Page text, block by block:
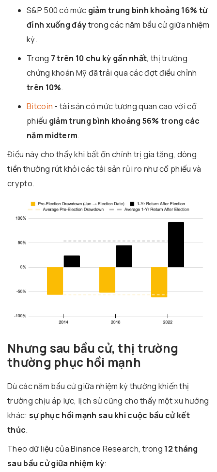
S&P 500 có mức giảm trung bình khoảng 16% từ
đỉnh xuống đáytrong các năm bầu cử giữa nhiệm
kỳ.
Trong 7 trên 10 chu kỳ gần nhất, thị trường
chứng khoán Mỹ đã trải qua các đợt điều chỉnh
trên 10%.
Bitcoin - tài sản có mức tương quan cao với cổ
phiếu giảm trung bình khoảng 56% trong các
năm midterm.
Điều này cho thấy khi bất ổn chính trị gia tăng, dòng
tiền thường rút khỏi các tài sản rủi ro như cổ phiếu và
crypto.
Nhưng sau bầu cử, thị trường
thường phục hồi mạnh
Dù các năm bầu cử giữa nhiệm kỳ thường khiến thị
trường chịu áp lực, lịch sử cũng cho thấy một xu hướng
khác: sự phục hồi mạnh sau khi cuộc bầu cử kết
thúc.
Theo dữ liệu của Binance Research, trong 12 tháng
sau bầu cử giữa nhiệm kỳ: